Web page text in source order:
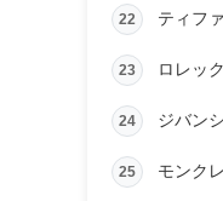
22 ティフ
23 ロレッ
24 ジバン
25 モンク